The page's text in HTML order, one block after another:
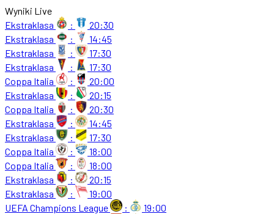
Wyniki Live
Ekstraklasa
:
20:30
Ekstraklasa
:
14:45
Ekstraklasa
:
17:30
Ekstraklasa
:
17:30
Coppa Italia
:
20:00
Ekstraklasa
:
20:15
Coppa Italia
:
20:30
Ekstraklasa
:
14:45
Ekstraklasa
:
17:30
Coppa Italia
:
18:00
Coppa Italia
:
18:00
Ekstraklasa
:
20:15
Ekstraklasa
:
19:00
UEFA Champions League
:
19:00